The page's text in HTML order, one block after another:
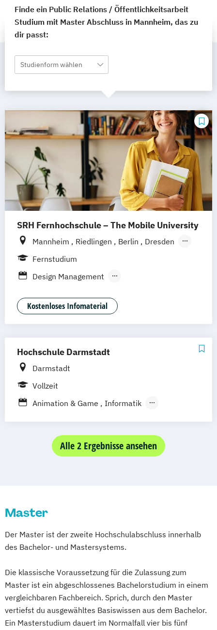
Finde ein Public Relations / Öffentlichkeitsarbeit
Studium mit Master Abschluss in Mannheim, das zu
dir passt:
Studienform wählen
SRH Fernhochschule – The Mobile University
Mannheim Riedlingen Berlin
Dresden
Düsseldorf
Leipzig
Wertheim Wien
Frankfurt am Main Hamm
Fernstudium
Design Management
Medien- und Kommunikationsmanagement
Kostenloses Infomaterial
Hochschule Darmstadt
Darmstadt
Vollzeit
Animation & Game
Informatik
Interactive Media Design
International Media Cultural Work
Onlinekommunikation
Alle 2 Ergebnisse ansehen
Master
Der Master ist der zweite Hochschulabschluss innerhalb
des Bachelor- und Mastersystems.
Die klassische Voraussetzung für die Zulassung zum
Master ist ein abgeschlossenes Bachelorstudium in einem
vergleichbaren Fachbereich. Sprich, durch den Master
vertiefst du ausgewähltes Basiswissen aus dem Bachelor.
Ein Masterstudium dauert im Normalfall vier bis fünf